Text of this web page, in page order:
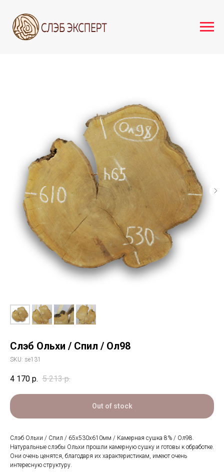
Слэб Ольхи / Спил / Ол98
SKU: se131
4 170 р. 5 213 р.
Out of stock
Слэб Ольхи / Спил / 65х530х610мм / Камерная сушка 8% / Ол98.
Натуральные слэбы Ольхи прошли камерную сушку и готовы к обработке.
Они очень ценятся, благодаря их характеристикам, имеют очень
интересную структуру.